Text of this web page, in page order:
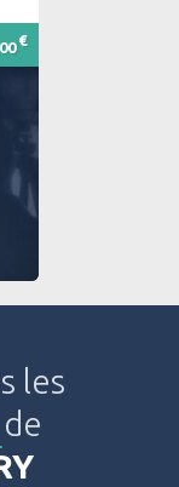
€
les
de